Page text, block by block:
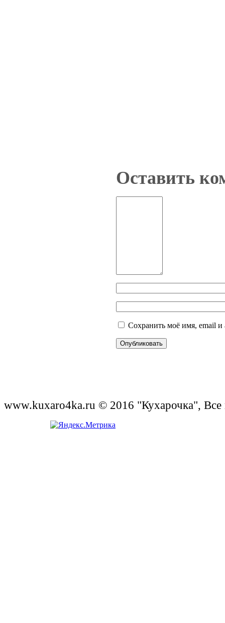
Оставить
Сохранить моё имя, email и
www.kuxaro4ka.ru © 2016 "Кухарочка",